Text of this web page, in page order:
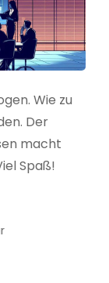
Wie zu
Der
macht
Spaß!
zu